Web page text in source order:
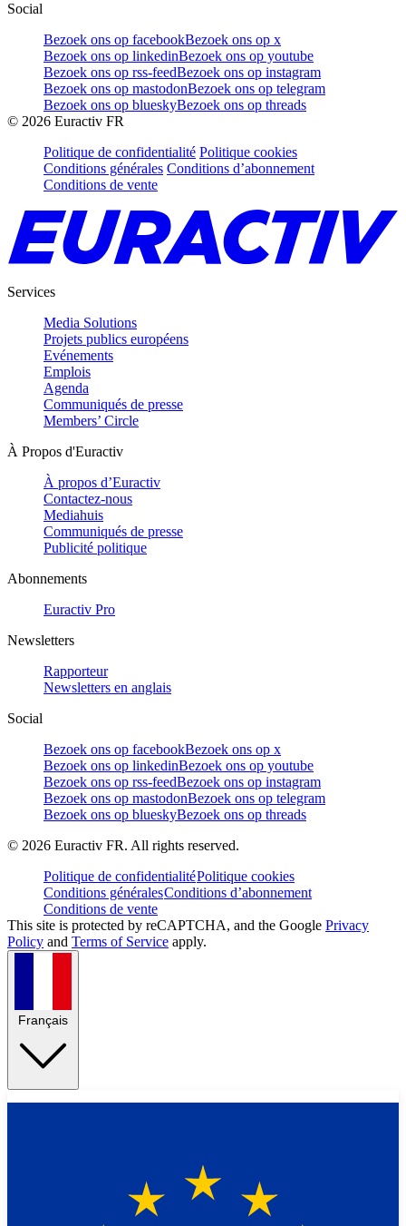
Social
Bezoek ons op facebookBezoek ons op x
Bezoek ons op linkedinBezoek ons op youtube
Bezoek ons op rss-feedBezoek ons op instagram
Bezoek ons op mastodonBezoek ons op telegram
Bezoek ons op blueskyBezoek ons op threads
© 2026 Euractiv FR
Politique de confidentialité Politique cookies
Conditions générales Conditions d’abonnement
Conditions de vente
Services
Media Solutions
Projets publics européens
Evénements
Emplois
Agenda
Communiqués de presse
Members’ Circle
À Propos d'Euractiv
À propos d’Euractiv
Contactez-nous
Mediahuis
Communiqués de presse
Publicité politique
Abonnements
Euractiv Pro
Newsletters
Rapporteur
Newsletters en anglais
Social
Bezoek ons op facebookBezoek ons op x
Bezoek ons op linkedinBezoek ons op youtube
Bezoek ons op rss-feedBezoek ons op instagram
Bezoek ons op mastodonBezoek ons op telegram
Bezoek ons op blueskyBezoek ons op threads
© 2026 Euractiv FR. All rights reserved.
Politique de confidentialitéPolitique cookies
Conditions généralesConditions d’abonnement
Conditions de vente
This site is protected by reCAPTCHA, and the Google Privacy
Policy and Terms of Service apply.
Français